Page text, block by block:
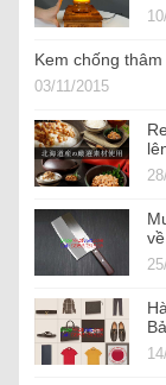
Kem chống
03/11/2015